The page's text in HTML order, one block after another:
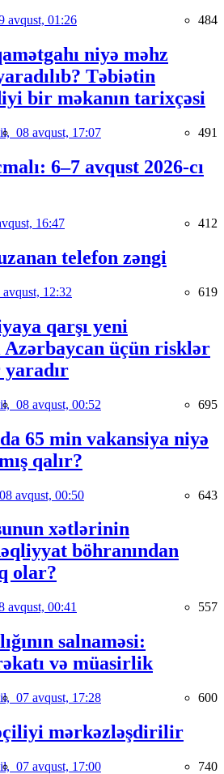
avqust, 01:26 484
niyə məhz
Təbiətin
bir məkanın tarixçəsi
08 avqust, 17:07 491
6–7 avqust 2026-cı
16:47 412
telefon zəngi
avqust, 12:32 619
qarşı yeni
Azərbaycan üçün risklər
08 avqust, 00:52 695
65 min vakansiya niyə
qalır?
08 avqust, 00:50 643
xətlərinin
böhranından
olar?
avqust, 00:41 557
salnaməsi:
və müasirlik
07 avqust, 17:28 600
mərkəzləşdirilir
07 avqust, 17:00 740